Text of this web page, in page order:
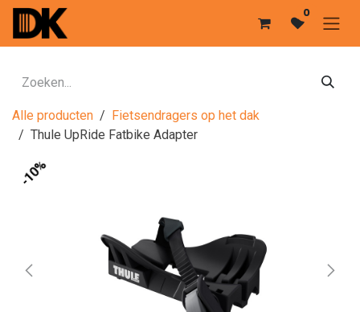
Overslaan naar inhoud 0
Alle producten
Fietsendragers op het dak
Thule UpRide Fatbike Adapter
-10%